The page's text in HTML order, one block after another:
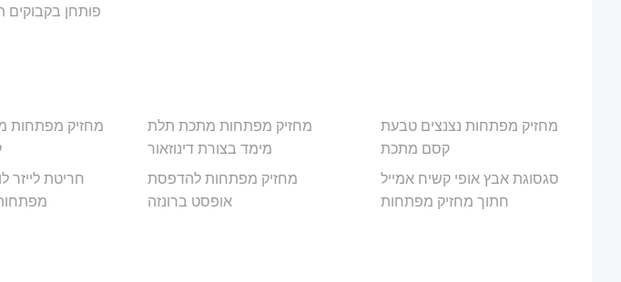
פותחן בקבוקים
מחזיק מפתחות
מחזיק מפתחות מתכת תלת
מימד בצורת דינוזאור
מחזיק מפתחות נצנצים טבעת
קסם מתכת
חריטת לייזר
מחזיק מפתחות להדפסת
אופסט ברונזה
סגסוגת אבץ אופי קשיח אמייל
חתוך מחזיק מפתחות